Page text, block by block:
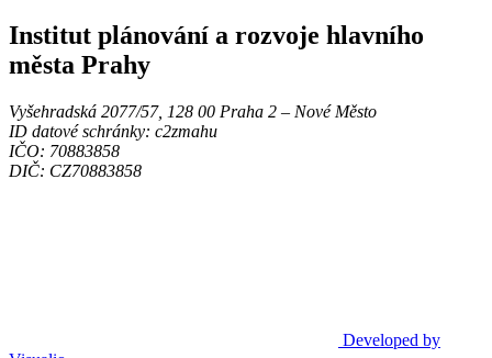
Institut plánování a rozvoje hlavního
města Prahy
Vyšehradská 2077/57, 128 00 Praha 2 ‒ Nové Město
ID datové schránky: c2zmahu
IČO: 70883858
DIČ: CZ70883858
Developed by